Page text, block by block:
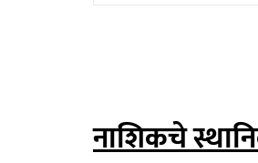
नाशिकचे